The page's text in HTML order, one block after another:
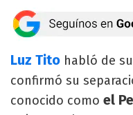
Luz Tito habló de
confirmó su
conocido como el